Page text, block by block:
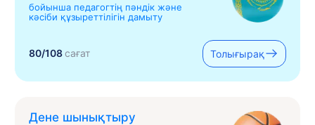
бойынша педагогтің пәндік және
кәсіби құзыреттілігін дамыту
80/108сағат Толығырақ
Дене шынықтыру